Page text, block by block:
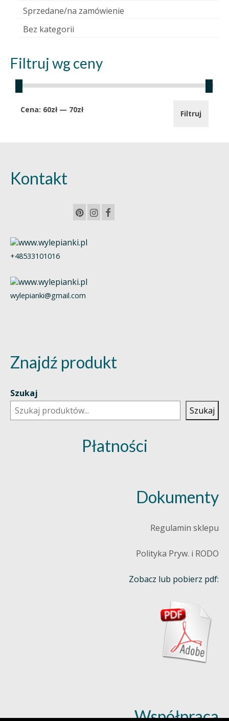
Sprzedane/na zamówienie
Bez kategorii
Filtruj wg ceny
Cena
Cena
Filtruj
Cena: 60zł— 70zł
Kontakt
+48533101016
wylepianki@gmail.com
Znajdź produkt
Szukaj
Szukaj
Płatności
Dokumenty
Regulamin sklepu
Polityka Pryw. i RODO
Zobacz lub pobierz pdf:
Współpraca